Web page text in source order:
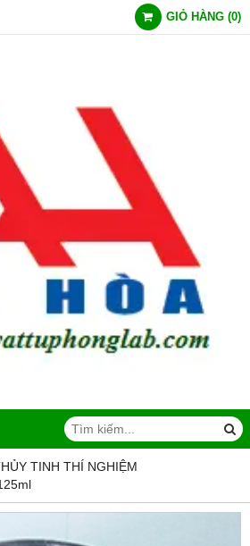
GIỎ HÀNG (0)
TINH THÍ NGHIỆM